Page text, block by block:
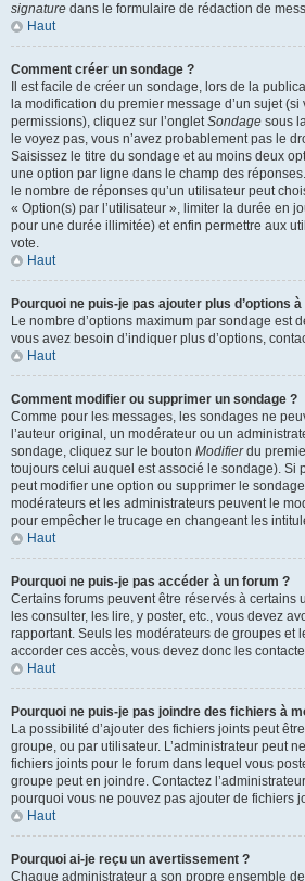
signature dans le formulaire de rédaction de
Haut
Comment créer un sondage ?
Il est facile de créer un sondage, lors de la
la modification du premier message d’un sujet
permissions), cliquez sur l’ongletSondage sous
le voyez pas, vous n’avez probablement pas le
Saisissez le titre du sondage et au moins deux
une option par ligne dans le champ des
le nombre de réponses qu’un utilisateur peut
« Option(s) par l’utilisateur », limiter la durée en
pour une durée illimitée) et enfin permettre aux
vote.
Haut
Pourquoi ne puis-je pas ajouter plus d’options
Le nombre d’options maximum par sondage est
vous avez besoin d’indiquer plus d’options,
Haut
Comment modifier ou supprimer un sondage ?
Comme pour les messages, les sondages ne
l’auteur original, un modérateur ou un
sondage, cliquez sur le bouton Modifierdu
toujours celui auquel est associé le sondage). Si
peut modifier une option ou supprimer le
modérateurs et les administrateurs peuvent le
pour empêcher le trucage en changeant les
Haut
Pourquoi ne puis-je pas accéder à un forum ?
Certains forums peuvent être réservés à certains
les consulter, les lire, y poster, etc., vous devez
rapportant. Seuls les modérateurs de groupes et
accorder ces accès, vous devez donc les
Haut
Pourquoi ne puis-je pas joindre des fichiers à
La possibilité d’ajouter des fichiers joints peut
groupe, ou par utilisateur. L’administrateur peut
fichiers joints pour le forum dans lequel vous
groupe peut en joindre. Contactez
pourquoi vous ne pouvez pas ajouter de fichiers
Haut
Pourquoi ai-je reçu un avertissement ?
Chaque administrateur a son propre ensemble